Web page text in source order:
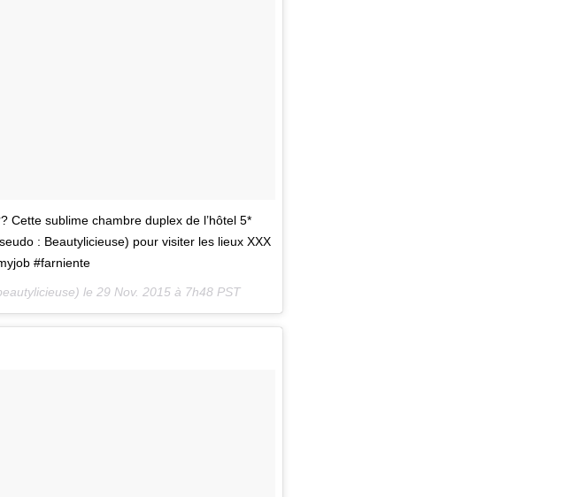
Cette sublime chambre duplex de l’hôtel 5*
: Beautylicieuse) pour visiter les lieux XXX
#farniente
le 29 Nov. 2015 à 7h48 PST